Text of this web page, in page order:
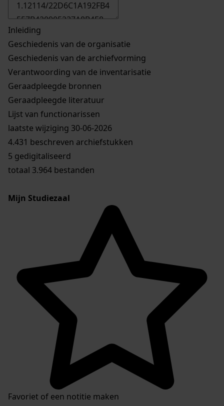
Inleiding
Geschiedenis van de organisatie
Geschiedenis van de archiefvorming
Verantwoording van de inventarisatie
Geraadpleegde bronnen
Geraadpleegde literatuur
Lijst van functionarissen
laatste wijziging 30-06-2026
4.431 beschreven archiefstukken
5 gedigitaliseerd
totaal 3.964 bestanden
Mijn Studiezaal
Favoriet of een notitie maken